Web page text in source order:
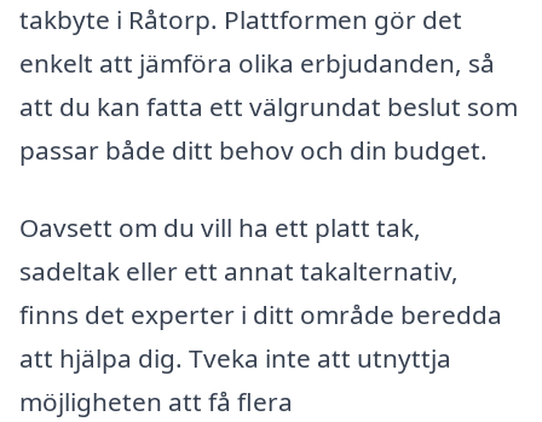
takbyte i Råtorp. Plattformen gör det
enkelt att jämföra olika erbjudanden, så
att du kan fatta ett välgrundat beslut som
passar både ditt behov och din budget.
Oavsett om du vill ha ett platt tak,
sadeltak eller ett annat takalternativ,
finns det experter i ditt område beredda
att hjälpa dig. Tveka inte att utnyttja
möjligheten att få flera